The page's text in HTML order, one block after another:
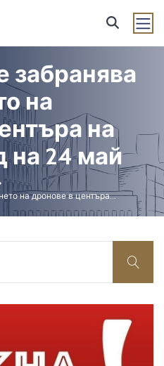
забранява
на
на
на 24 май
на дронове в центъра...